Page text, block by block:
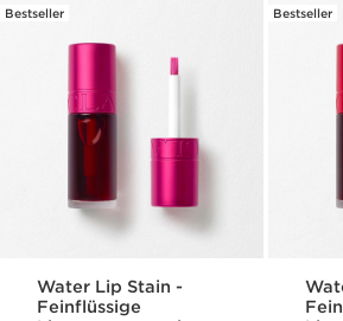
Bestseller
Water Lip Stain -
Feinflüssige
Bestseller